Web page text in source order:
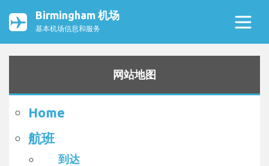
Birmingham 机场
基本机场信息和服务
网站地图
Home
航班
到达